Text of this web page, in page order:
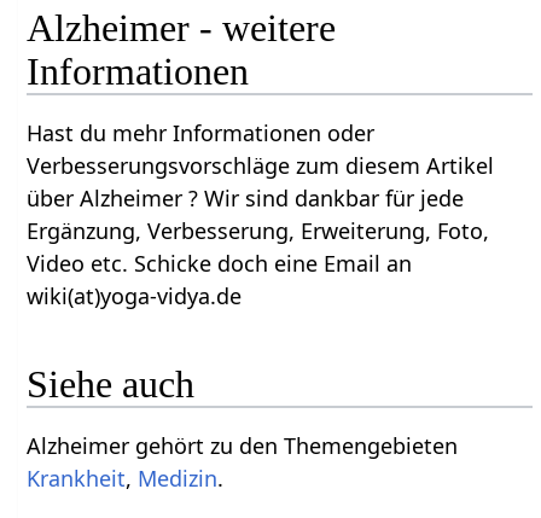
Alzheimer - weitere
Informationen
Hast du mehr Informationen oder
Verbesserungsvorschläge zum diesem Artikel
über Alzheimer ? Wir sind dankbar für jede
Ergänzung, Verbesserung, Erweiterung, Foto,
Video etc. Schicke doch eine Email an
wiki(at)yoga-vidya.de
Siehe auch
Alzheimer gehört zu den Themengebieten
Krankheit, Medizin.